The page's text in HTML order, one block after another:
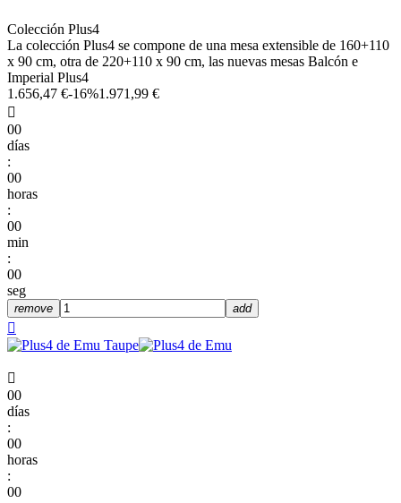
Colección Plus4
La colección Plus4 se compone de una mesa extensible de 160+110
x 90 cm, otra de 220+110 x 90 cm, las nuevas mesas Balcón e
Imperial Plus4
1.656,47 €-16%1.971,99 €

00
días
:
00
horas
:
00
min
:
00
seg
remove add


00
días
:
00
horas
:
00